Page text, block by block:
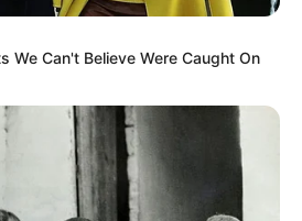
We Can't Believe Were Caught On